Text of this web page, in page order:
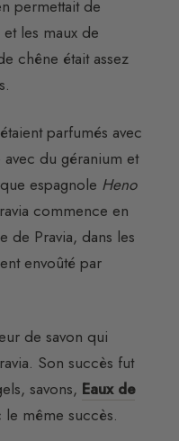
permettait de
les maux de
chêne était assez
parfumés avec
du géranium et
espagnole Heno
commence en
de Pravia, dans les
envoûté par
de savon qui
Son succès fut
savons, Eaux de
même succès.